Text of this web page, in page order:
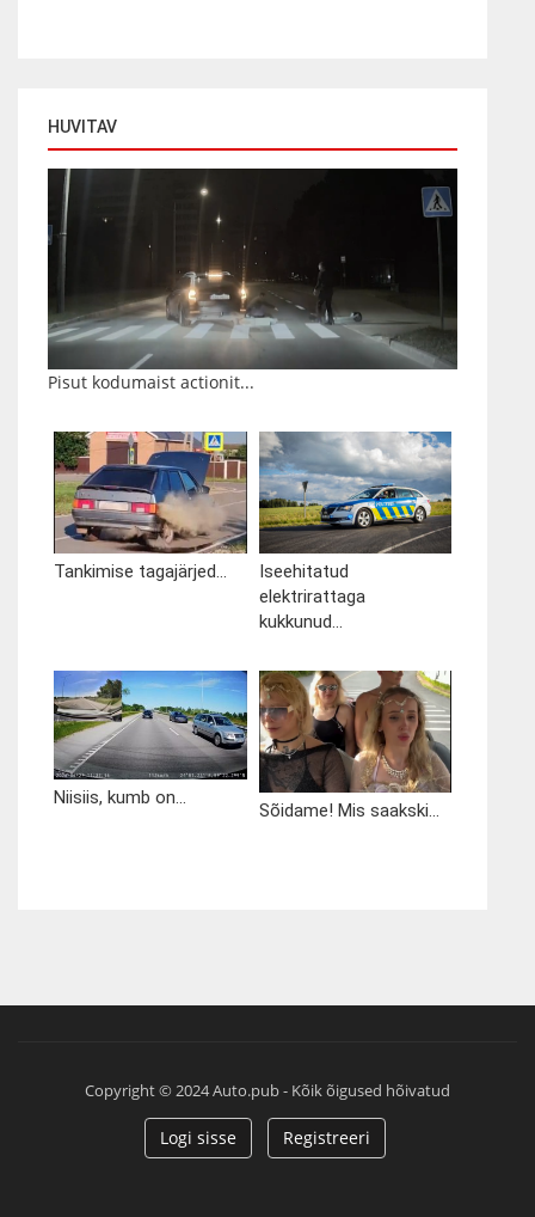
HUVITAV
Pisut kodumaist actionit...
Tankimise tagajärjed...
Iseehitatud
elektrirattaga
kukkunud...
Niisiis, kumb on...
Sõidame! Mis saakski...
Copyright © 2024 Auto.pub - Kõik õigused hõivatud
Logi sisse Registreeri